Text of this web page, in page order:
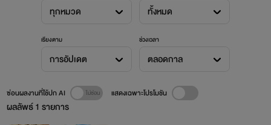
ทุกหมวด ทั้งหมด
เรียงตาม
การอัปเดต
ช่วงเวลา
ตลอดกาล
ผลลัพธ์1 รายการ
ซ่อนผลงานที่ใช้ปก AI แสดงเฉพาะโปรโมชัน